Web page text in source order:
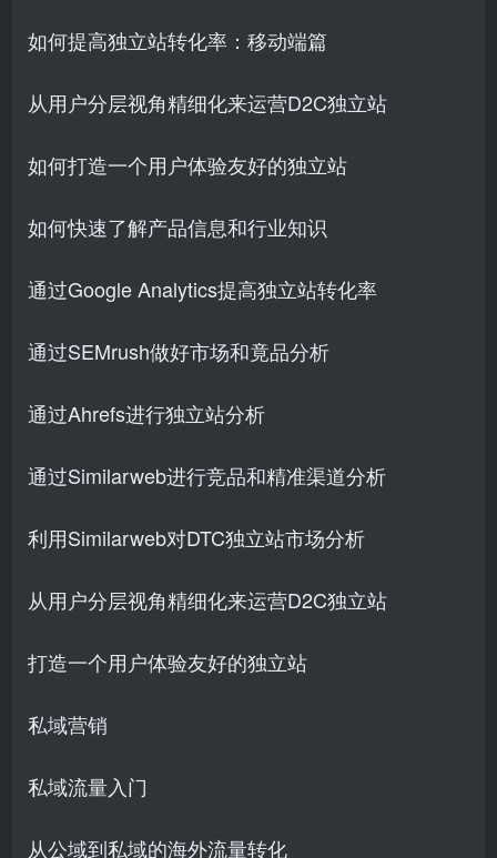
如何提高独立站转化率：移动端篇
从用户分层视角精细化来运营D2C独立站
如何打造一个用户体验友好的独立站
如何快速了解产品信息和行业知识
通过Google Analytics提高独立站转化率
通过SEMrush做好市场和竟品分析
通过Ahrefs进行独立站分析
通过Similarweb进行竞品和精准渠道分析
利用Similarweb对DTC独立站市场分析
从用户分层视角精细化来运营D2C独立站
打造一个用户体验友好的独立站
私域营销
私域流量入门
从公域到私域的海外流量转化